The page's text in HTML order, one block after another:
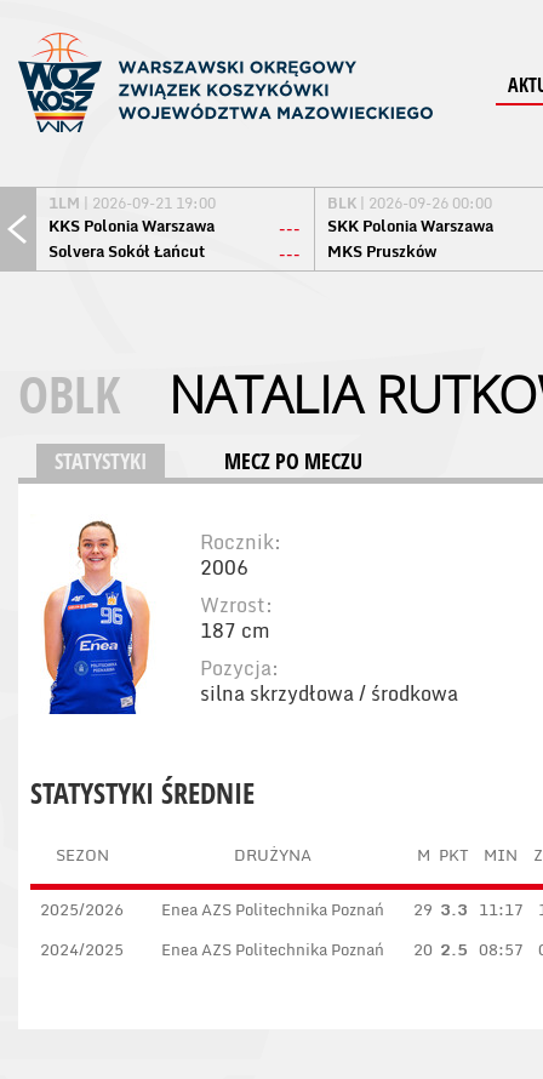
1LM | 2026-09-21 19:00
KKS Polonia Warszawa
---
Solvera Sokół Łańcut
---
BLK | 2026-09-26 00:00
SKK Polonia Warszawa
MKS Pruszków
OBLK NATALIA
STATYSTYKI MECZ PO MECZU
Rocznik:
2006
Wzrost:
187 cm
Pozycja:
silna skrzydłowa / środkowa
STATYSTYKI ŚREDNIE
SEZON DRUŻYNA M PKT MIN
2025/2026 Enea AZS Politechnika Poznań 29 3.3 11:17
2024/2025
Enea AZS Politechnika Poznań 20 2.5 08:57